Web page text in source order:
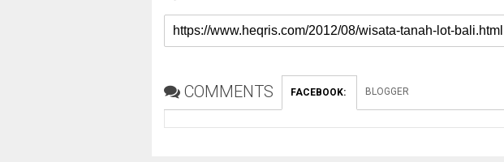
COMMENTS FACEBOOK: BLOGGER